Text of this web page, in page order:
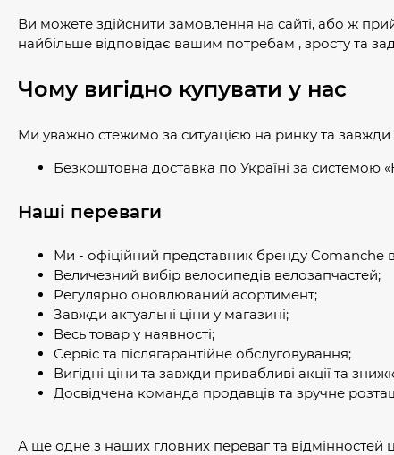
Ви можете здійснити замовлення на сайті, або ж
найбільше відповідає вашим потребам , зросту та
Чому вигідно купувати у нас
Ми уважно стежимо за ситуацією на ринку та
Безкоштовна доставка по Україні за системою
Наші переваги
Ми - офіційний представник бренду Comanche в
Величезний вибір велосипедів велозапчастей;
Регулярно оновлюваний асортимент;
Завжди актуальні ціни у магазині;
Весь товар у наявності;
Сервіс та післягарантійне обслуговування;
Вигідні ціни та завжди привабливі акції та
Досвідчена команда продавців та зручне
А ще одне з наших гловних переваг та